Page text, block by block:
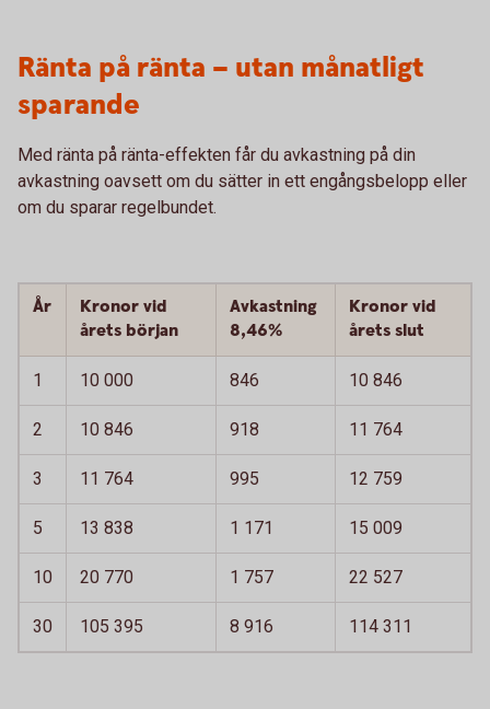
Ränta på ränta – utan månatligt
sparande
Med ränta på ränta-effekten får du avkastning på din
avkastning oavsett om du sätter in ett engångs­belopp eller
om du sparar regelbundet.
År
Kronor vid
årets början
Avkastning
8,46%
Kronor vid
årets slut
1 10 000 846 10 846
2 10 846 918 11 764
3 11 764 995 12 759
5 13 838 1 171 15 009
10 20 770 1 757 22 527
30 105 395 8 916 114 311